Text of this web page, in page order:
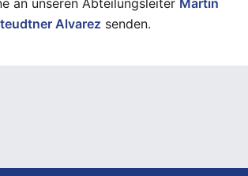
an unseren Abteilungsleiter Martin
Alvarez senden.